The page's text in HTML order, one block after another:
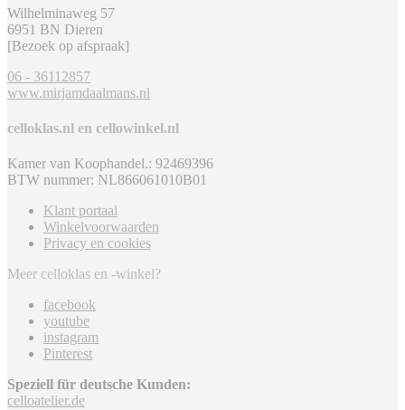
Wilhelminaweg 57
6951 BN Dieren
[Bezoek op afspraak]
06 - 36112857
www.mirjamdaalmans.nl
celloklas.nl en cellowinkel.nl
Kamer van Koophandel.: 92469396
BTW nummer: NL866061010B01
Klant portaal
Winkelvoorwaarden
Privacy en cookies
Meer celloklas en -winkel?
facebook
youtube
instagram
Pinterest
Speziell für deutsche Kunden:
celloatelier.de